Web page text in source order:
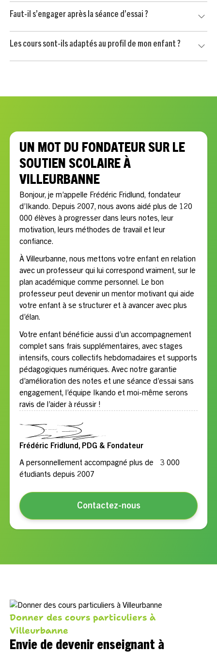
24 € / heure après crédit d’impôt immédiat de 50 %, selon
les conditions applicables.
Faut-il s’engager après la séance d’essai ?
engagement. Vous continuez uniquement si le professeur
convient à votre enfant et si l’accompagnement vous
Les cours sont-ils adaptés au profil de mon enfant ?
UN MOT DU FONDATEUR SUR LE
SOUTIEN SCOLAIRE À
VILLEURBANNE
Bonjour, je m’appelle Frédéric Fridlund, fondateur
d’Ikando. Depuis 2007, nous avons aidé plus de 120
000 élèves à progresser dans leurs notes, leur
motivation, leurs méthodes de travail et leur
confiance.
À Villeurbanne, nous mettons votre enfant en relation
avec un professeur qui lui correspond vraiment, sur le
plan académique comme personnel. Le bon
professeur peut devenir un mentor motivant qui aide
votre enfant à se structurer et à avancer avec plus
d’élan.
Votre enfant bénéficie aussi d’un accompagnement
complet sans frais supplémentaires, avec stages
intensifs, cours collectifs hebdomadaires et supports
pédagogiques numériques. Avec notre garantie
d’amélioration des notes et une séance d’essai sans
engagement, l’équipe Ikando et moi-même serons
ravis de l’aider à réussir !
Frédéric Fridlund, PDG & Fondateur
A personnellement accompagné plus de 3 000
étudiants depuis 2007
Contactez-nous
Donner des cours particuliers à
Villeurbanne
Envie de devenir enseignant à